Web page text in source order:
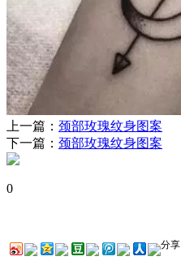
上一篇： 颈部玫瑰纹身图案
下一篇： 颈部玫瑰纹身图案
0
分享